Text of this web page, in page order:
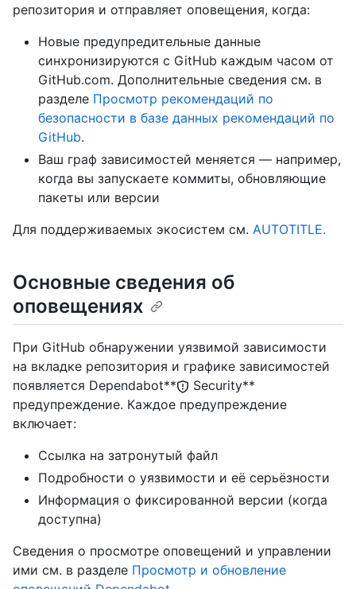
репозитория и отправляет оповещения, когда:
Новые предупредительные данные
синхронизируются с GitHub каждым часом от
GitHub.com. Дополнительные сведения см. в
разделе Просмотр рекомендаций по
безопасности в базе данных рекомендаций по
GitHub.
Ваш граф зависимостей меняется — например,
когда вы запускаете коммиты, обновляющие
пакеты или версии
Для поддерживаемых экосистем см. AUTOTITLE.
Основные сведения об
оповещениях
При GitHub обнаружении уязвимой зависимости
на вкладке репозитория и графике зависимостей
появляется Dependabot**
Security**
предупреждение. Каждое предупреждение
включает:
Ссылка на затронутый файл
Подробности о уязвимости и её серьёзности
Информация о фиксированной версии (когда
доступна)
Сведения о просмотре оповещений и управлении
ими см. в разделе Просмотр и обновление